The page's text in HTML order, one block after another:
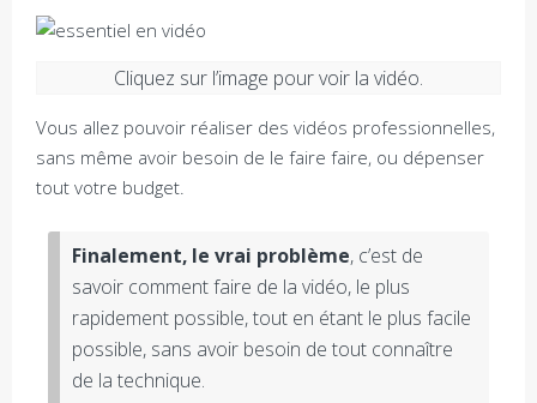
Cliquez sur l’image pour voir la vidéo.
Vous allez pouvoir réaliser des vidéos professionnelles,
sans même avoir besoin de le faire faire, ou dépenser
tout votre budget.
Finalement, le vrai problème, c’est de
savoir comment faire de la vidéo, le plus
rapidement possible, tout en étant le plus facile
possible, sans avoir besoin de tout connaître
de la technique.